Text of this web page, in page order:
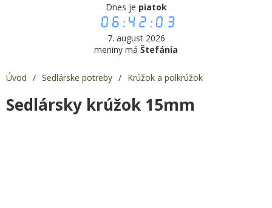
Dnes je piatok
06:42:03
7. august 2026
meniny má Štefánia
Úvod / Sedlárske potreby / Krúžok a polkrúžok
Sedlársky krúžok 15mm